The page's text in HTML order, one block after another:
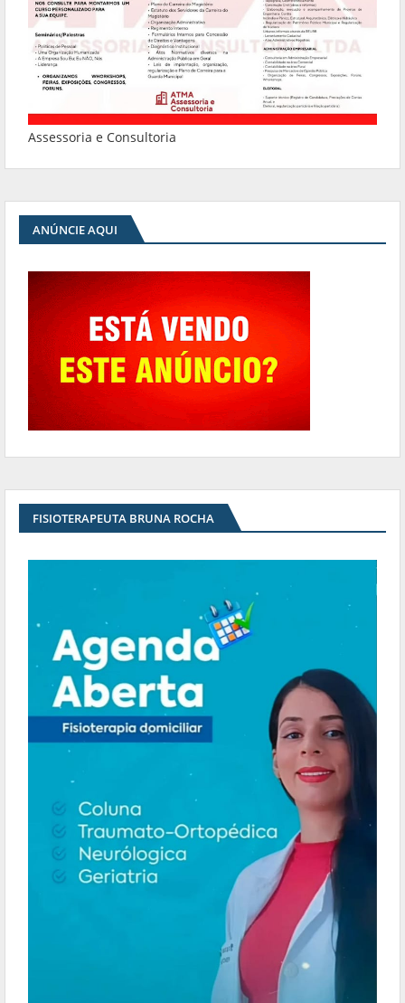
Assessoria e Consultoria
ANÚNCIE AQUI
FISIOTERAPEUTA BRUNA ROCHA